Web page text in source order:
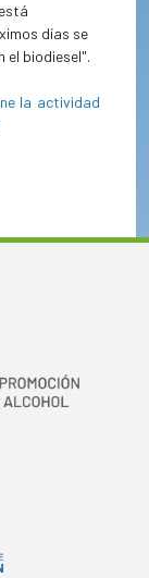
días se
el biodiesel".
la actividad